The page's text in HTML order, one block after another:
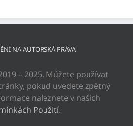
NA AUTORSKÁ PRÁVA
– 2025. Můžete používat
pokud uvedete zpětný
naleznete v našich
Použití.